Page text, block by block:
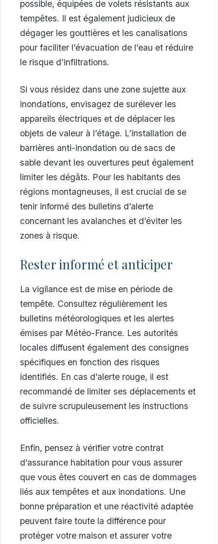
possible, équipées de volets résistants aux
tempêtes. Il est également judicieux de
dégager les gouttières et les canalisations
pour faciliter l’évacuation de l’eau et réduire
le risque d’infiltrations.
Si vous résidez dans une zone sujette aux
inondations, envisagez de surélever les
appareils électriques et de déplacer les
objets de valeur à l’étage. L’installation de
barrières anti-inondation ou de sacs de
sable devant les ouvertures peut également
limiter les dégâts. Pour les habitants des
régions montagneuses, il est crucial de se
tenir informé des bulletins d’alerte
concernant les avalanches et d’éviter les
zones à risque.
Rester informé et anticiper
La vigilance est de mise en période de
tempête. Consultez régulièrement les
bulletins météorologiques et les alertes
émises par Météo-France. Les autorités
locales diffusent également des consignes
spécifiques en fonction des risques
identifiés. En cas d’alerte rouge, il est
recommandé de limiter ses déplacements et
de suivre scrupuleusement les instructions
officielles.
Enfin, pensez à vérifier votre contrat
d’assurance habitation pour vous assurer
que vous êtes couvert en cas de dommages
liés aux tempêtes et aux inondations. Une
bonne préparation et une réactivité adaptée
peuvent faire toute la différence pour
protéger votre maison et assurer votre